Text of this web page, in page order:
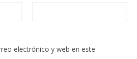
electrónico y web en este